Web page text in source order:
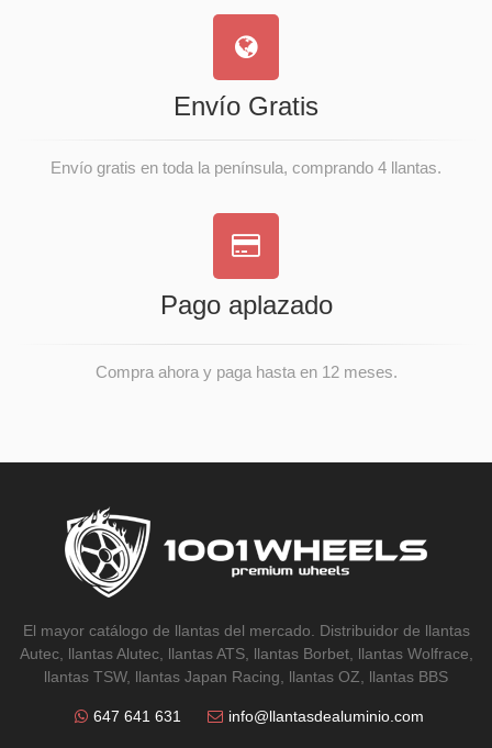
Envío Gratis
Envío gratis en toda la península, comprando 4 llantas.
Pago aplazado
Compra ahora y paga hasta en 12 meses.
El mayor catálogo de llantas del mercado. Distribuidor de llantas
Autec, llantas Alutec, llantas ATS, llantas Borbet, llantas Wolfrace,
llantas TSW, llantas Japan Racing, llantas OZ, llantas BBS
647 641 631 info@llantasdealuminio.com